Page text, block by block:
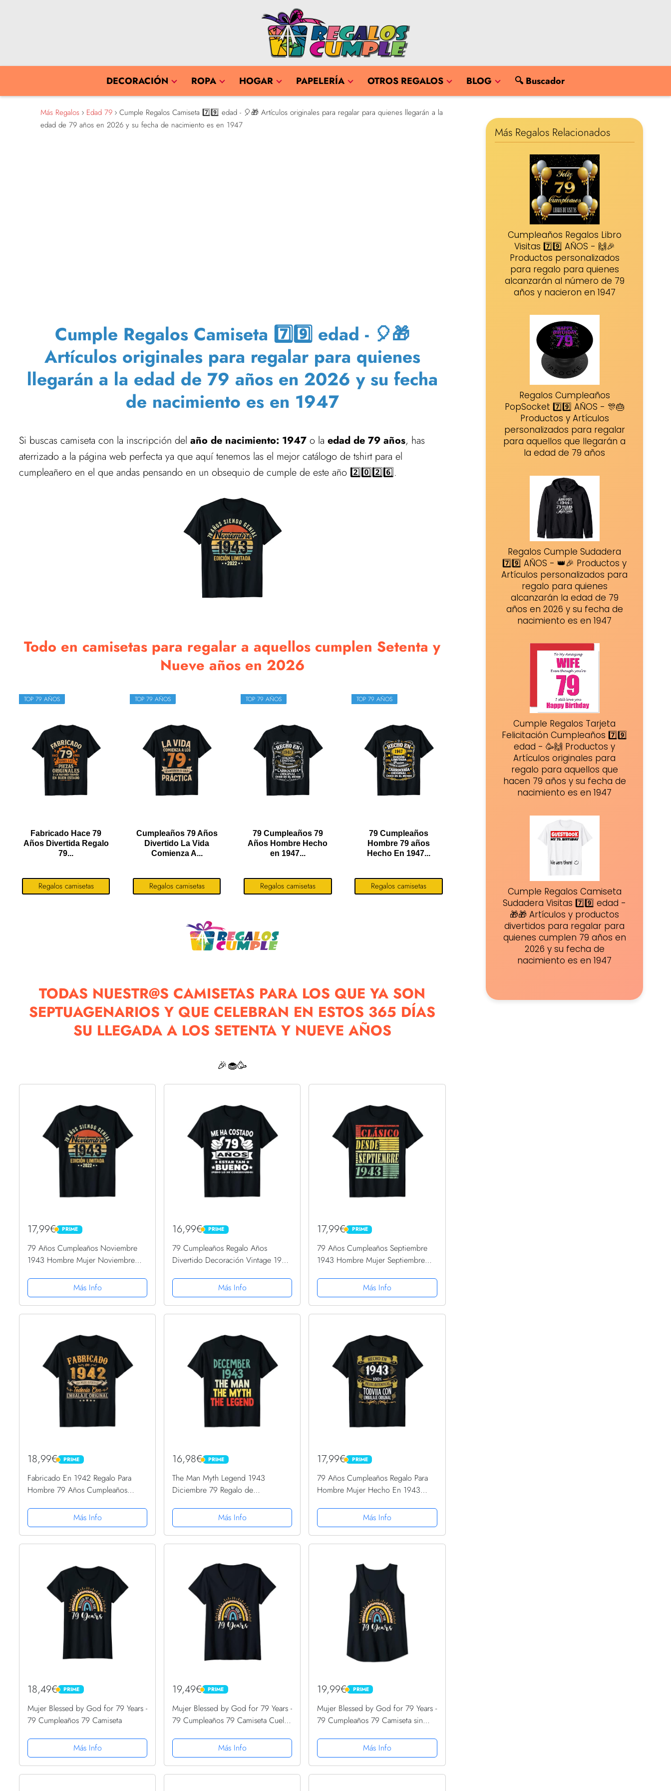
DECORACIÓN ROPA HOGAR PAPELERÍA OTROS REGALOS BLOG 🔍 Buscador
Más Regalos Edad 79
Cumple Regalos Camiseta 7️⃣9️⃣ edad - 🎈🎁 Artículos originales para regalar para quienes llegarán a la
edad de 79 años en 2026 y su fecha de nacimiento es en 1947
Cumple Regalos Camiseta 7️⃣9️⃣ edad - 🎈🎁
Artículos originales para regalar para quienes
llegarán a la edad de 79 años en 2026 y su fecha
de nacimiento es en 1947
Si buscas camiseta con la inscripción del año de nacimiento: 1947 o la edad de 79 años, has
aterrizado a la página web perfecta ya que aquí tenemos las el mejor catálogo de tshirt para el
cumpleañero en el que andas pensando en un obsequio de cumple de este año 2️⃣0️⃣2️⃣6️⃣.
Todo en camisetas para regalar a aquellos cumplen Setenta y
Nueve años en 2026
TOP 79 AÑOS
Fabricado Hace 79
Años Divertida Regalo
79...
Regalos camisetas
TOP 79 AÑOS
Cumpleaños 79 Años
Divertido La Vida
Comienza A...
Regalos camisetas
TOP 79 AÑOS
79 Cumpleaños 79
Años Hombre Hecho
en 1947...
Regalos camisetas
TOP 79 AÑOS
79 Cumpleaños
Hombre 79 años
Hecho En 1947...
Regalos camisetas
TODAS NUESTR@S CAMISETAS PARA LOS QUE YA SON
SEPTUAGENARIOS Y QUE CELEBRAN EN ESTOS 365 DÍAS
SU LLEGADA A LOS SETENTA Y NUEVE AÑOS
🎉🧁🥳
17,99€ PRIME
PRIME
79 Años Cumpleaños Noviembre
1943 Hombre Mujer Noviembre
Más Info
16,99€ PRIME
PRIME
79 Cumpleaños Regalo Años
Divertido Decoración Vintage 1941
Más Info
17,99€ PRIME
PRIME
79 Años Cumpleaños Septiembre
1943 Hombre Mujer Septiembre
Más Info
18,99€ PRIME
PRIME
Fabricado En 1942 Regalo Para
Hombre 79 Años Cumpleaños
Más Info
16,98€ PRIME
PRIME
The Man Myth Legend 1943
Diciembre 79 Regalo de
Más Info
17,99€ PRIME
PRIME
79 Años Cumpleaños Regalo Para
Hombre Mujer Hecho En 1943
Más Info
18,49€ PRIME
PRIME
Mujer Blessed by God for 79 Years -
79 Cumpleaños 79 Camiseta
Más Info
19,49€ PRIME
PRIME
Mujer Blessed by God for 79 Years -
79 Cumpleaños 79 Camiseta Cuello
Más Info
19,99€ PRIME
PRIME
Mujer Blessed by God for 79 Years -
79 Cumpleaños 79 Camiseta sin
Más Info
Más Regalos Relacionados
Cumpleaños Regalos Libro
Visitas 7️⃣9️⃣ AÑOS - 🙌🎉
Productos personalizados
para regalo para quienes
alcanzarán al número de 79
años y nacieron en 1947
Regalos Cumpleaños
PopSocket 7️⃣9️⃣ AÑOS - 🎊🎂
Productos y Artículos
personalizados para regalar
para aquellos que llegarán a
la edad de 79 años
Regalos Cumple Sudadera
7️⃣9️⃣ AÑOS - 👑🎉 Productos y
Artículos personalizados para
regalo para quienes
alcanzarán la edad de 79
años en 2026 y su fecha de
nacimiento es en 1947
Cumple Regalos Tarjeta
Felicitación Cumpleaños 7️⃣9️⃣
edad - 🥳🙌 Productos y
Artículos originales para
regalo para aquellos que
hacen 79 años y su fecha de
nacimiento es en 1947
Cumple Regalos Camiseta
Sudadera Visitas 7️⃣9️⃣ edad -
🎁🎁 Artículos y productos
divertidos para regalar para
quienes cumplen 79 años en
2026 y su fecha de
nacimiento es en 1947